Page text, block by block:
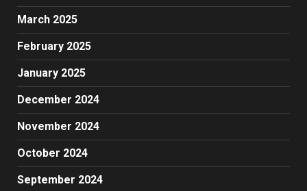
March 2025
February 2025
January 2025
December 2024
November 2024
October 2024
September 2024